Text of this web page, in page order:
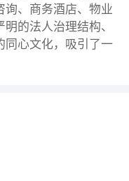
询、商务酒店、物业
的法人治理结构、
同心文化，吸引了一